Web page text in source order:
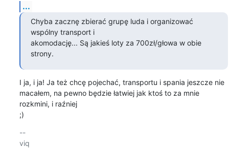
...
Chyba zacznę zbierać grupę luda i organizować
wspólny transport i
akomodację... Są jakieś loty za 700zł/głowa w obie
strony.
I ja, i ja! Ja też chcę pojechać, transportu i spania jeszcze nie
macałem, na pewno będzie łatwiej jak ktoś to za mnie
rozkmini, i raźniej
;)
--
viq